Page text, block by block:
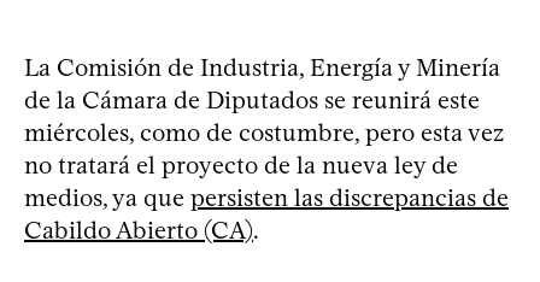
La Comisión de Industria, Energía y Minería
de la Cámara de Diputados se reunirá este
miércoles, como de costumbre, pero esta vez
no tratará el proyecto de la nueva ley de
medios, ya que persisten las discrepancias de
Cabildo Abierto (CA).